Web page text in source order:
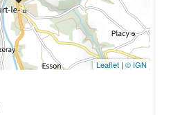
Leaflet | © IGN